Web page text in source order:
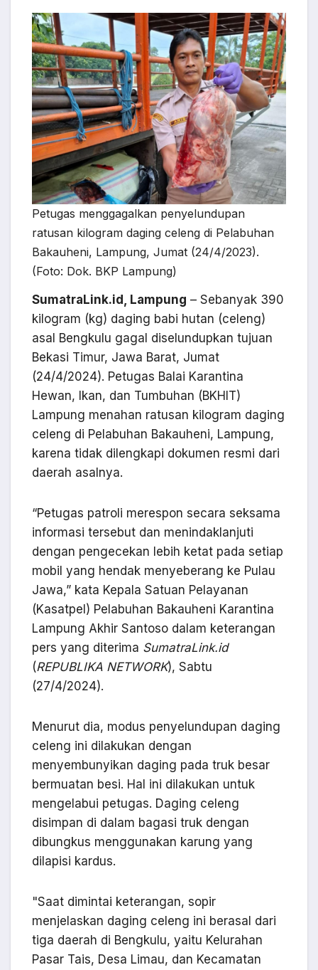
Petugas menggagalkan penyelundupan
ratusan kilogram daging celeng di Pelabuhan
Bakauheni, Lampung, Jumat (24/4/2023).
(Foto: Dok. BKP Lampung)
SumatraLink.id, Lampung – Sebanyak 390
kilogram (kg) daging babi hutan (celeng)
asal Bengkulu gagal diselundupkan tujuan
Bekasi Timur, Jawa Barat, Jumat
(24/4/2024). Petugas Balai Karantina
Hewan, Ikan, dan Tumbuhan (BKHIT)
Lampung menahan ratusan kilogram daging
celeng di Pelabuhan Bakauheni, Lampung,
karena tidak dilengkapi dokumen resmi dari
daerah asalnya.
“Petugas patroli merespon secara seksama
informasi tersebut dan menindaklanjuti
dengan pengecekan lebih ketat pada setiap
mobil yang hendak menyeberang ke Pulau
Jawa,” kata Kepala Satuan Pelayanan
(Kasatpel) Pelabuhan Bakauheni Karantina
Lampung Akhir Santoso dalam keterangan
pers yang diterima SumatraLink.id
(REPUBLIKA NETWORK), Sabtu
(27/4/2024).
Menurut dia, modus penyelundupan daging
celeng ini dilakukan dengan
menyembunyikan daging pada truk besar
bermuatan besi. Hal ini dilakukan untuk
mengelabui petugas. Daging celeng
disimpan di dalam bagasi truk dengan
dibungkus menggunakan karung yang
dilapisi kardus.
"Saat dimintai keterangan, sopir
menjelaskan daging celeng ini berasal dari
tiga daerah di Bengkulu, yaitu Kelurahan
Pasar Tais, Desa Limau, dan Kecamatan